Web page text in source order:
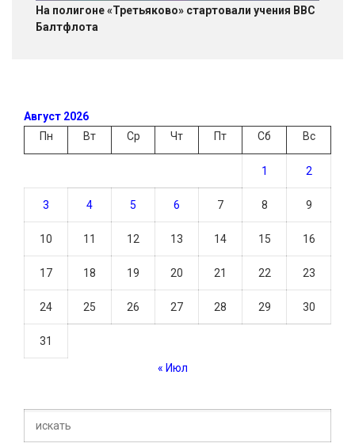
На полигоне «Третьяково» стартовали учения ВВС
Балтфлота
Август 2026
Пн
Вт Ср Чт Пт Сб Вс
1 2
3 4 5 6 7 8 9
10 11 12 13 14 15 16
17 18 19 20 21 22 23
24 25 26 27 28 29 30
31
« Июл